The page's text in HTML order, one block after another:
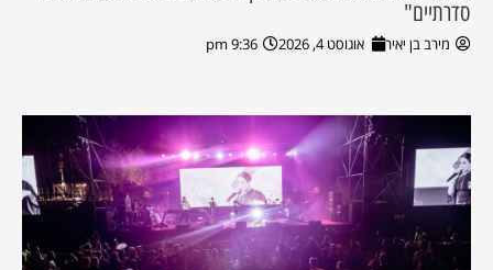
סדרתיים"
מירב בן יאיר אוגוסט 4, 2026 9:36 pm